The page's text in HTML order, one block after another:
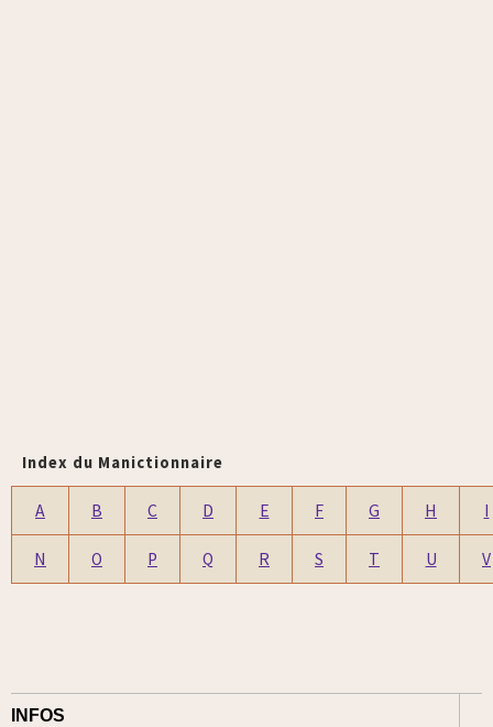
Index du Manictionnaire
A B C D E F G H I
N O P Q R S T U V
INFOS